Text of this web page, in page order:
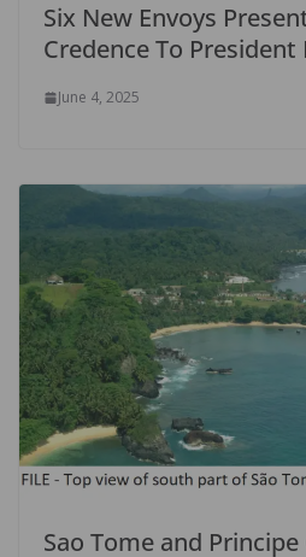
Six New Envoys
Credence To President
June 4, 2025
Sao Tome and